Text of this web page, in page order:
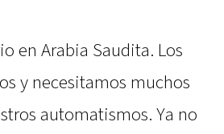
en Arabia Saudita. Los
y necesitamos muchos
automatismos. Ya no